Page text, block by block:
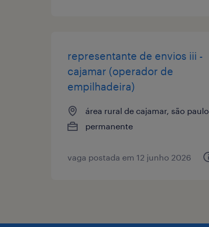
representante de envios iii -
cajamar (operador de
empilhadeira)
área rural de cajamar, são paulo
permanente
vaga postada em 12 junho 2026